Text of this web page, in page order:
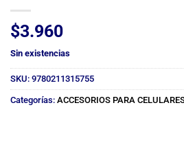
$3.960
Sin existencias
SKU: 9780211315755
Categorías: ACCESORIOS PARA